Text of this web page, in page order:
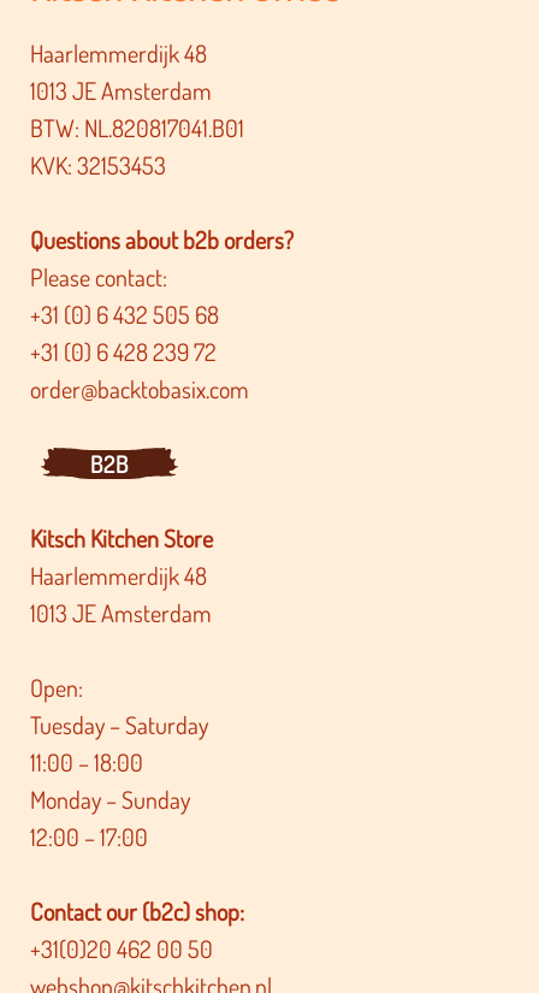
Haarlemmerdijk 48
1013 JE Amsterdam
BTW: NL.820817041.B01
KVK: 32153453
Questions about b2b orders?
Please contact:
+31 (0) 6 432 505 68
+31 (0) 6 428 239 72
order@backtobasix.com
B2B
Kitsch Kitchen Store
Haarlemmerdijk 48
1013 JE Amsterdam
Open:
Tuesday – Saturday
11:00 – 18:00
Monday – Sunday
12:00 – 17:00
Contact our (b2c) shop:
+31(0)20 462 00 50
webshop@kitschkitchen.nl